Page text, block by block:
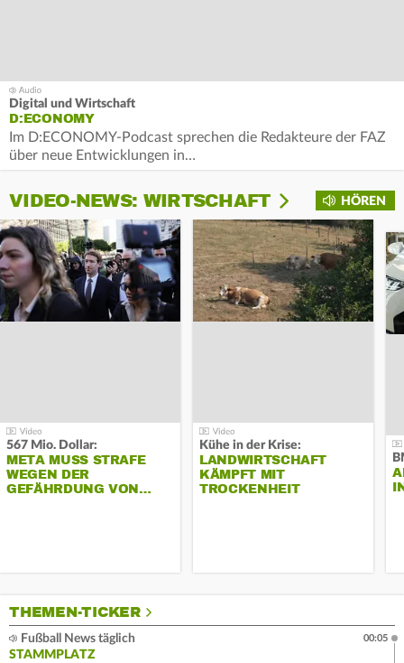
Digital und Wirtschaft
D:ECONOMY
Im D:ECONOMY-Podcast sprechen die Redakteure der FAZ
über neue Entwicklungen in…
HÖREN
VIDEO-NEWS: WIRTSCHAFT
567 Mio. Dollar:
META MUSS STRAFE
WEGEN DER
GEFÄHRDUNG VON…
Kühe in der Krise:
LANDWIRTSCHAFT
KÄMPFT MIT
TROCKENHEIT
THEMEN-TICKER
Fußball News täglich
STAMMPLATZ
00:05